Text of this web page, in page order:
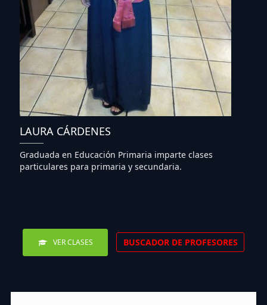
LAURA CÁRDENES
Graduada en Educación Primaria imparte clases
particulares para primaria y secundaria.
VER CLASES BUSCADOR DE PROFESORES